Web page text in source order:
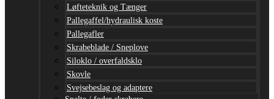
Løfteteknik og Tænger
Pallegaffel/hydraulisk koste
Pallegafler
Skrabeblade / Sneplove
Siloklo / overfaldsklo
Skovle
Svejsebeslag og adaptere